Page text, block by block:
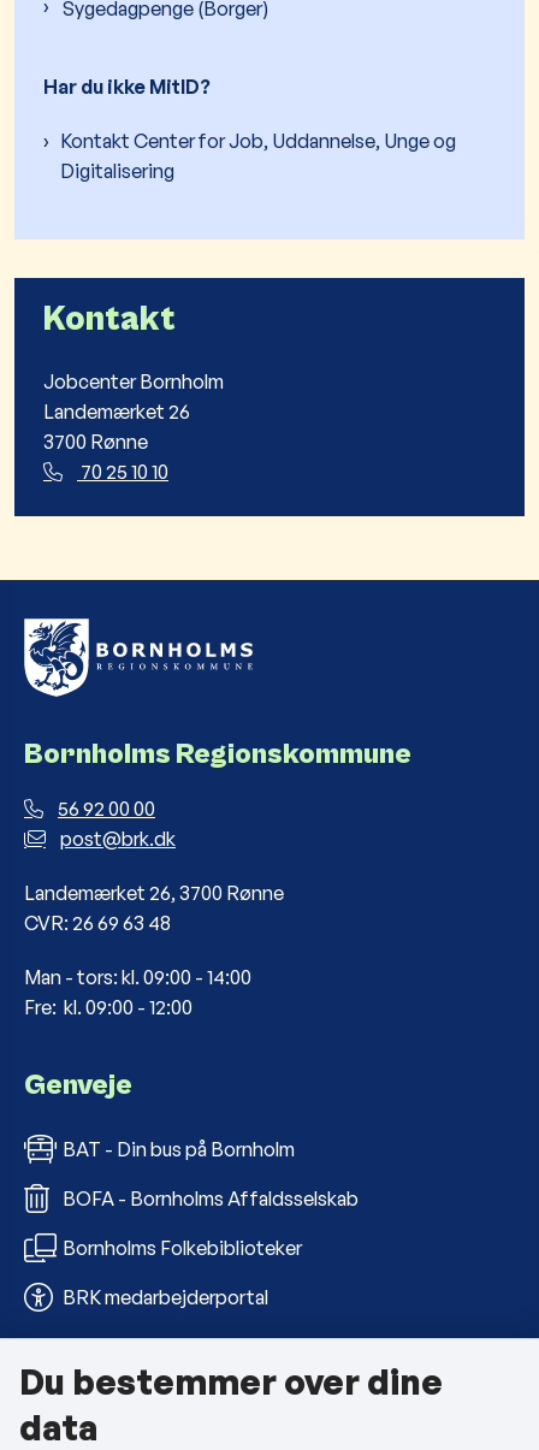
Sygedagpenge (Borger)
Har du ikke MitID?
Kontakt Center for Job, Uddannelse, Unge og
Digitalisering
Kontakt
Jobcenter Bornholm
Landemærket 26
3700 Rønne
70 25 10 10
Bornholms Regionskommune
56 92 00 00
post@brk.dk
Landemærket 26, 3700 Rønne
CVR: 26 69 63 48
Man - tors: kl. 09:00 - 14:00
Fre: kl. 09:00 - 12:00
Genveje
BAT - Din bus på Bornholm
BOFA - Bornholms Affaldsselskab
Bornholms Folkebiblioteker
BRK medarbejderportal
Om kommunen
Kontakt os
Du bestemmer over dine
data